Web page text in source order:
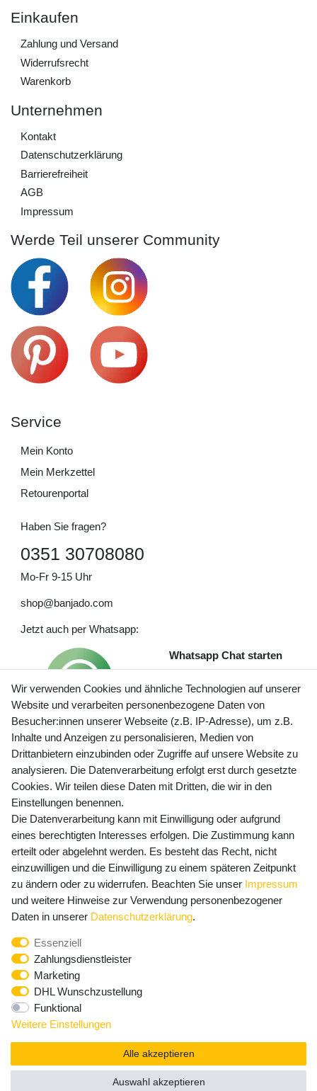
Einkaufen
Zahlung und Versand
Widerrufs­recht
Warenkorb
Unternehmen
Kontakt
Daten­schutz­erklärung
Barrierefreiheit
AGB
Impressum
Werde Teil unserer Community
Service
Mein Konto
Mein Merkzettel
Retourenportal
Haben Sie fragen?
0351 30708080
Mo-Fr 9-15 Uhr
shop@banjado.com
Jetzt auch per Whatsapp:
Whatsapp Chat starten
Preisangaben inkl. gesetzl. MwSt. und zzgl. Service- und
Versandkosten
Newsletter Anmeldung - Keine Angebote
mehr verpassen!
E-MAIL **
Newsletter
Honig
Hiermit bestätige ich, dass ich dieDaten­schutz­erklärung
widerrufen.**
Abonnieren
** Hierbei handelt es sich um ein Pflichtfeld.
Wir verwenden Cookies und ähnliche Technologien auf unserer
Website und verarbeiten personenbezogene Daten von
Besucher:innen unserer Webseite (z.B. IP-Adresse), um z.B.
Inhalte und Anzeigen zu personalisieren, Medien von
Drittanbietern einzubinden oder Zugriffe auf unsere Website zu
analysieren. Die Datenverarbeitung erfolgt erst durch gesetzte
Cookies. Wir teilen diese Daten mit Dritten, die wir in den
Einstellungen benennen.
Die Datenverarbeitung kann mit Einwilligung oder aufgrund
eines berechtigten Interesses erfolgen. Die Zustimmung kann
erteilt oder abgelehnt werden. Es besteht das Recht, nicht
einzuwilligen und die Einwilligung zu einem späteren Zeitpunkt
zu ändern oder zu widerrufen. Beachten Sie unser Impressum
und weitere Hinweise zur Verwendung personenbezogener
Daten in unserer Daten­schutz­erklärung.
Essenziell
Zahlungsdienstleister
Marketing
DHL Wunschzustellung
Funktional
Weitere Einstellungen
Alle akzeptieren
Auswahl akzeptieren